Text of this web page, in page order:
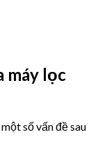
máy lọc
số vấn đề sau